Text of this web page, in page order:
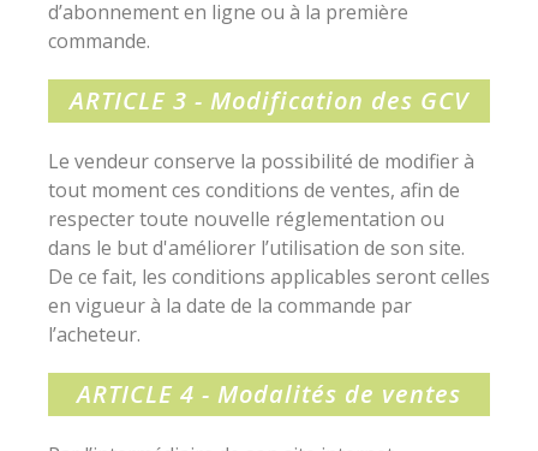
d’abonnement en ligne ou à la première
commande.
ARTICLE 3 - Modification des GCV
Le vendeur conserve la possibilité de modifier à
tout moment ces conditions de ventes, afin de
respecter toute nouvelle réglementation ou
dans le but d'améliorer l’utilisation de son site.
De ce fait, les conditions applicables seront celles
en vigueur à la date de la commande par
l’acheteur.
ARTICLE 4 - Modalités de ventes